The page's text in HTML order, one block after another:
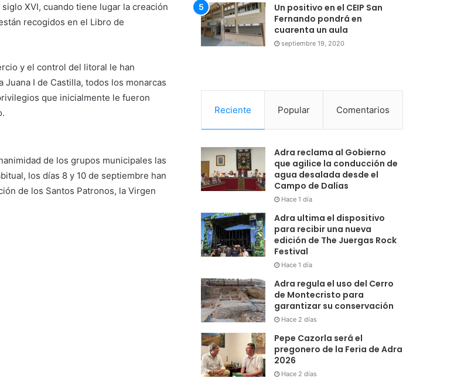
XVI, cuando tiene lugar la creación
recogidos en el Libro de
y el control del litoral le han
I de Castilla, todos los monarcas
que inicialmente le fueron
de los grupos municipales las
los días 8 y 10 de septiembre han
de los Santos Patronos, la Virgen
Un positivo en el CEIP San
Fernando pondrá en
cuarenta un aula
septiembre 19, 2020
Reciente Popular Comentarios
Adra reclama al Gobierno
que agilice la conducción de
agua desalada desde el
Campo de Dalías
Hace 1 día
Adra ultima el dispositivo
para recibir una nueva
edición de The Juergas Rock
Festival
Hace 1 día
Adra regula el uso del Cerro
de Montecristo para
garantizar su conservación
Hace 2 días
Pepe Cazorla será el
pregonero de la Feria de Adra
2026
Hace 2 días